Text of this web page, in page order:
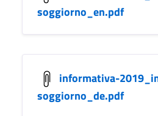
soggiorno_en.pdf
informativa-
soggiorno_de.pdf